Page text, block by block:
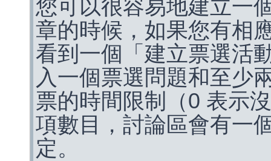
您可以很容易地建立一
章的時候，如果您有相
看到一個「建立票選活
入一個票選問題和至少
票的時間限制（0 表示
項數目，討論區會有一
定。